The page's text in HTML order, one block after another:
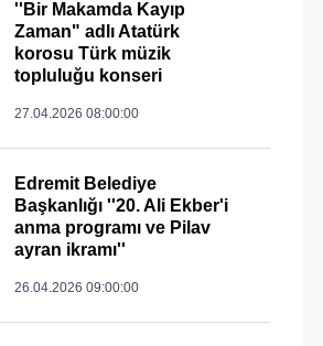
''Bir Makamda Kayıp
Zaman" adlı Atatürk
korosu Türk müzik
topluluğu konseri
27.04.2026 08:00:00
Edremit Belediye
Başkanlığı ''20. Ali Ekber'i
anma programı ve Pilav
ayran ikramı''
26.04.2026 09:00:00